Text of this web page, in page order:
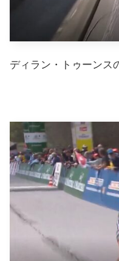
ディラン・トゥーンス